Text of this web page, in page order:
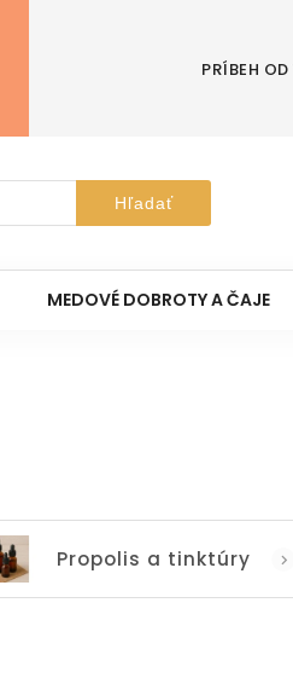
PRÍBEH
Hľadať
MEDOVÉ DOBROTY A ČAJE
Propolis a tinktúry